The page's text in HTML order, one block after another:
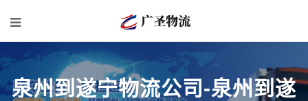
泉州到遂宁物流公司-泉州到遂